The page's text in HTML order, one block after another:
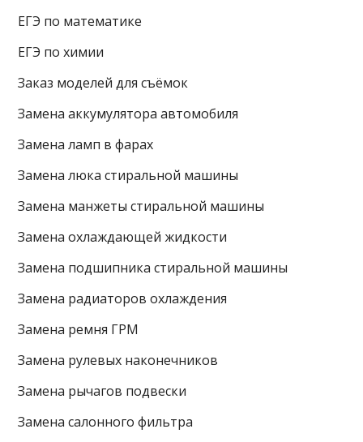
ЕГЭ по математике
ЕГЭ по химии
Заказ моделей для съёмок
Замена аккумулятора автомобиля
Замена ламп в фарах
Замена люка стиральной машины
Замена манжеты стиральной машины
Замена охлаждающей жидкости
Замена подшипника стиральной машины
Замена радиаторов охлаждения
Замена ремня ГРМ
Замена рулевых наконечников
Замена рычагов подвески
Замена салонного фильтра